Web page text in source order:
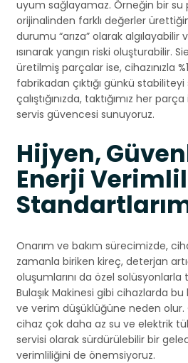
uyum sağlayamaz. Örneğin bir su
orijinalinden farklı değerler
durumu “arıza” olarak algılayabilir
ısınarak yangın riski oluşturabilir.
üretilmiş parçalar ise, cihazınızla
fabrikadan çıktığı günkü
çalıştığınızda, taktığımız her
servis güvencesi sunuyoruz.
Hijyen,
Enerji
Onarım ve bakım sürecimizde,
zamanla biriken kireç, deterjan
oluşumlarını da özel solüsyonlarla
Bulaşık Makinesi gibi cihazlarda bu
ve verim düşüklüğüne neden
cihaz çok daha az su ve elektrik
servisi olarak sürdürülebilir bir
verimliliğini de önemsiyoruz.